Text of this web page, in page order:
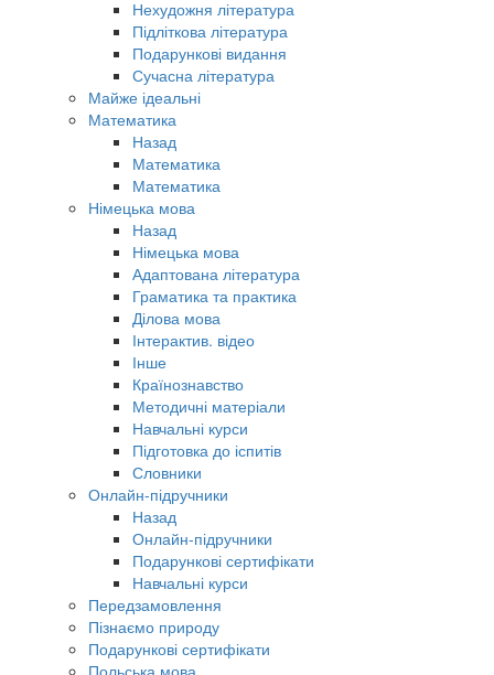
Нехудожня література
Підліткова література
Подарункові видання
Сучасна література
Майже ідеальні
Математика
Назад
Математика
Математика
Німецька мова
Назад
Німецька мова
Адаптована література
Граматика та практика
Ділова мова
Інтерактив. відео
Інше
Країнознавство
Методичні матеріали
Навчальні курси
Підготовка до іспитів
Словники
Онлайн-підручники
Назад
Онлайн-підручники
Подарункові сертифікати
Навчальні курси
Передзамовлення
Пізнаємо природу
Подарункові сертифікати
Польська мова